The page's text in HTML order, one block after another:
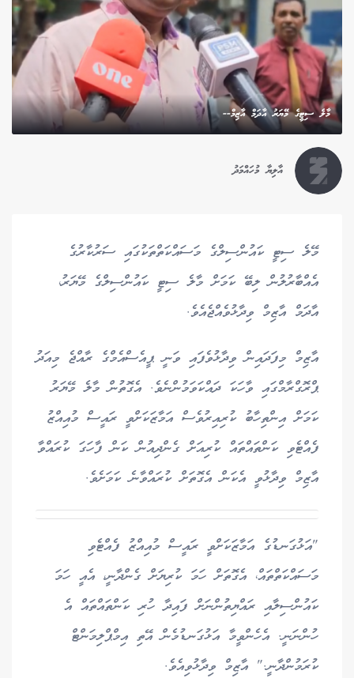
މާލެ ސިޓީގެ މޭޔަރު އާދަމް އާޒިމް--
އާލިޔާ މުހައްމަދު
މޭލެ ސިޓީ ކައުންސިލްގެ މަސައްކަތްތަކުގައި ސަރުކާރުގެ
އެއްބާރުލުން ލިބޭ ކަމަށް މާލެ ސިޓީ ކައުންސިލްގެ މޭޔަރު،
އާދަމް އާޒިމް ވިދާޅުވެއްޖެއެވެ.
އާޒިމް މިފަދައިން ވިދާޅުވެފައި ވަނީ ޕީއެސްއެމްގެ ރާއްޖެ މިއަދު
ޕްރޮގްރާމްގައި ވާހަކަ ދައްކަވަމުންނެވެ. އެގޮތުން މާލެ މޭޔަރު
ކަމަށް އިންތިހާބު ކުރިއިރުވެސް އަމާޒަކަށްވީ ރައީސް މުއިއްޒު
ފެއްޓެވި ކަންތައްތައް ކުރިއަށް ގެންދިއުން ކަން ފާހަގަ ކުރައްވާ
އާޒިމް ވިދާޅުވީ އެކަން އެގޮތަށް ކުރައްވާނެ ކަމަށެވެ.
"އަޅުގަނޑުގެ އަމާޒަކަށްވީ ރައީސް މުއިއްޒު ފެއްޓެވި
މަސައްކަތްތައް، އެގޮތަށް ހަމަ ކުރިޔަށް ގެންދާނީ، އެއީ ހަމަ
ކައުންސިލާއި ރައްޔިތުންނަށް ފައިދާ ހުރި ކަންތައްތައް އެ
ހުންނަނީ. އެހެންވީމާ އަޅުގަނޑުމެން އޭތި އިމްޕްލިމަންޓް
ކުރަމުންދާނީ." އާޒިމް ވިދާޅުވިއެވެ.